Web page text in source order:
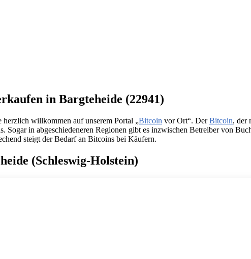
in Bargteheide (22941)
willkommen auf unserem Portal „Bitcoin vor Ort“. DerBitcoin, der
Sogar in abgeschiedeneren Regionen gibt es inzwischen Betreiber von
steigt der Bedarf an Bitcoins bei Käufern.
(Schleswig-Holstein)